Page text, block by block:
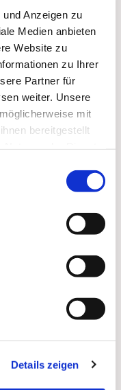
Anzeigen zu
Medien anbieten
Website zu
zu Ihrer
Partner für
weiter. Unsere
mit
bereitgestellt
Details zeigen
, die
wir das
15 Minuten stiller
iOS